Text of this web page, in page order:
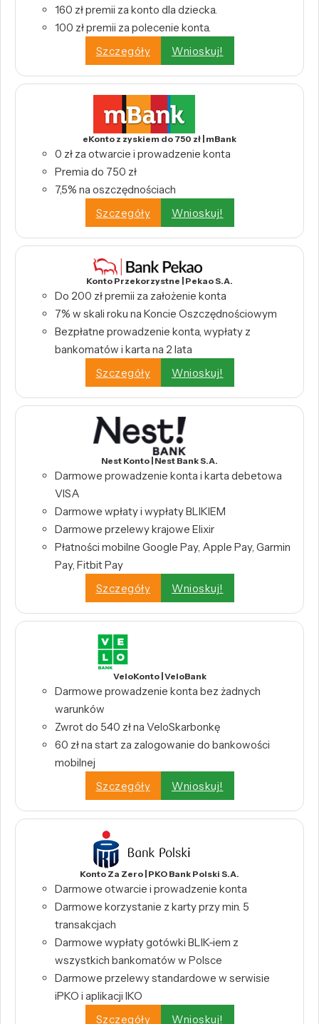
160 zł premii za konto dla dziecka.
100 zł premii za polecenie konta.
Szczegóły
Wnioskuj!
eKonto z zyskiem do 750 zł | mBank
0 zł za otwarcie i prowadzenie konta
Premia do 750 zł
7,5% na oszczędnościach
Szczegóły
Wnioskuj!
Konto Przekorzystne | Pekao S.A.
Do 200 zł premii za założenie konta
7% w skali roku na Koncie Oszczędnościowym
Bezpłatne prowadzenie konta, wypłaty z
bankomatów i karta na 2 lata
Szczegóły
Wnioskuj!
Nest Konto | Nest Bank S.A.
Darmowe prowadzenie konta i karta debetowa
VISA
Darmowe wpłaty i wypłaty BLIKIEM
Darmowe przelewy krajowe Elixir
Płatności mobilne Google Pay, Apple Pay, Garmin
Pay, Fitbit Pay
Szczegóły
Wnioskuj!
VeloKonto | VeloBank
Darmowe prowadzenie konta bez żadnych
warunków
Zwrot do 540 zł na VeloSkarbonkę
60 zł na start za zalogowanie do bankowości
mobilnej
Szczegóły
Wnioskuj!
Konto Za Zero | PKO Bank Polski S.A.
Darmowe otwarcie i prowadzenie konta
Darmowe korzystanie z karty przy min. 5
transakcjach
Darmowe wypłaty gotówki BLIK-iem z
wszystkich bankomatów w Polsce
Darmowe przelewy standardowe w serwisie
iPKO i aplikacji IKO
Szczegóły
Wnioskuj!